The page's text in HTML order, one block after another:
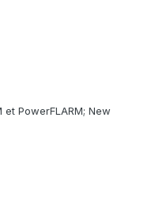
PowerFLARM; New